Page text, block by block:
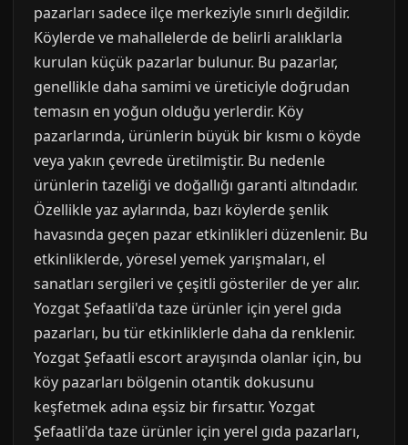
pazarları sadece ilçe merkeziyle sınırlı değildir.
Köylerde ve mahallelerde de belirli aralıklarla
kurulan küçük pazarlar bulunur. Bu pazarlar,
genellikle daha samimi ve üreticiyle doğrudan
temasın en yoğun olduğu yerlerdir. Köy
pazarlarında, ürünlerin büyük bir kısmı o köyde
veya yakın çevrede üretilmiştir. Bu nedenle
ürünlerin tazeliği ve doğallığı garanti altındadır.
Özellikle yaz aylarında, bazı köylerde şenlik
havasında geçen pazar etkinlikleri düzenlenir. Bu
etkinliklerde, yöresel yemek yarışmaları, el
sanatları sergileri ve çeşitli gösteriler de yer alır.
Yozgat Şefaatli'da taze ürünler için yerel gıda
pazarları, bu tür etkinliklerle daha da renklenir.
Yozgat Şefaatli escort arayışında olanlar için, bu
köy pazarları bölgenin otantik dokusunu
keşfetmek adına eşsiz bir fırsattır. Yozgat
Şefaatli'da taze ürünler için yerel gıda pazarları,